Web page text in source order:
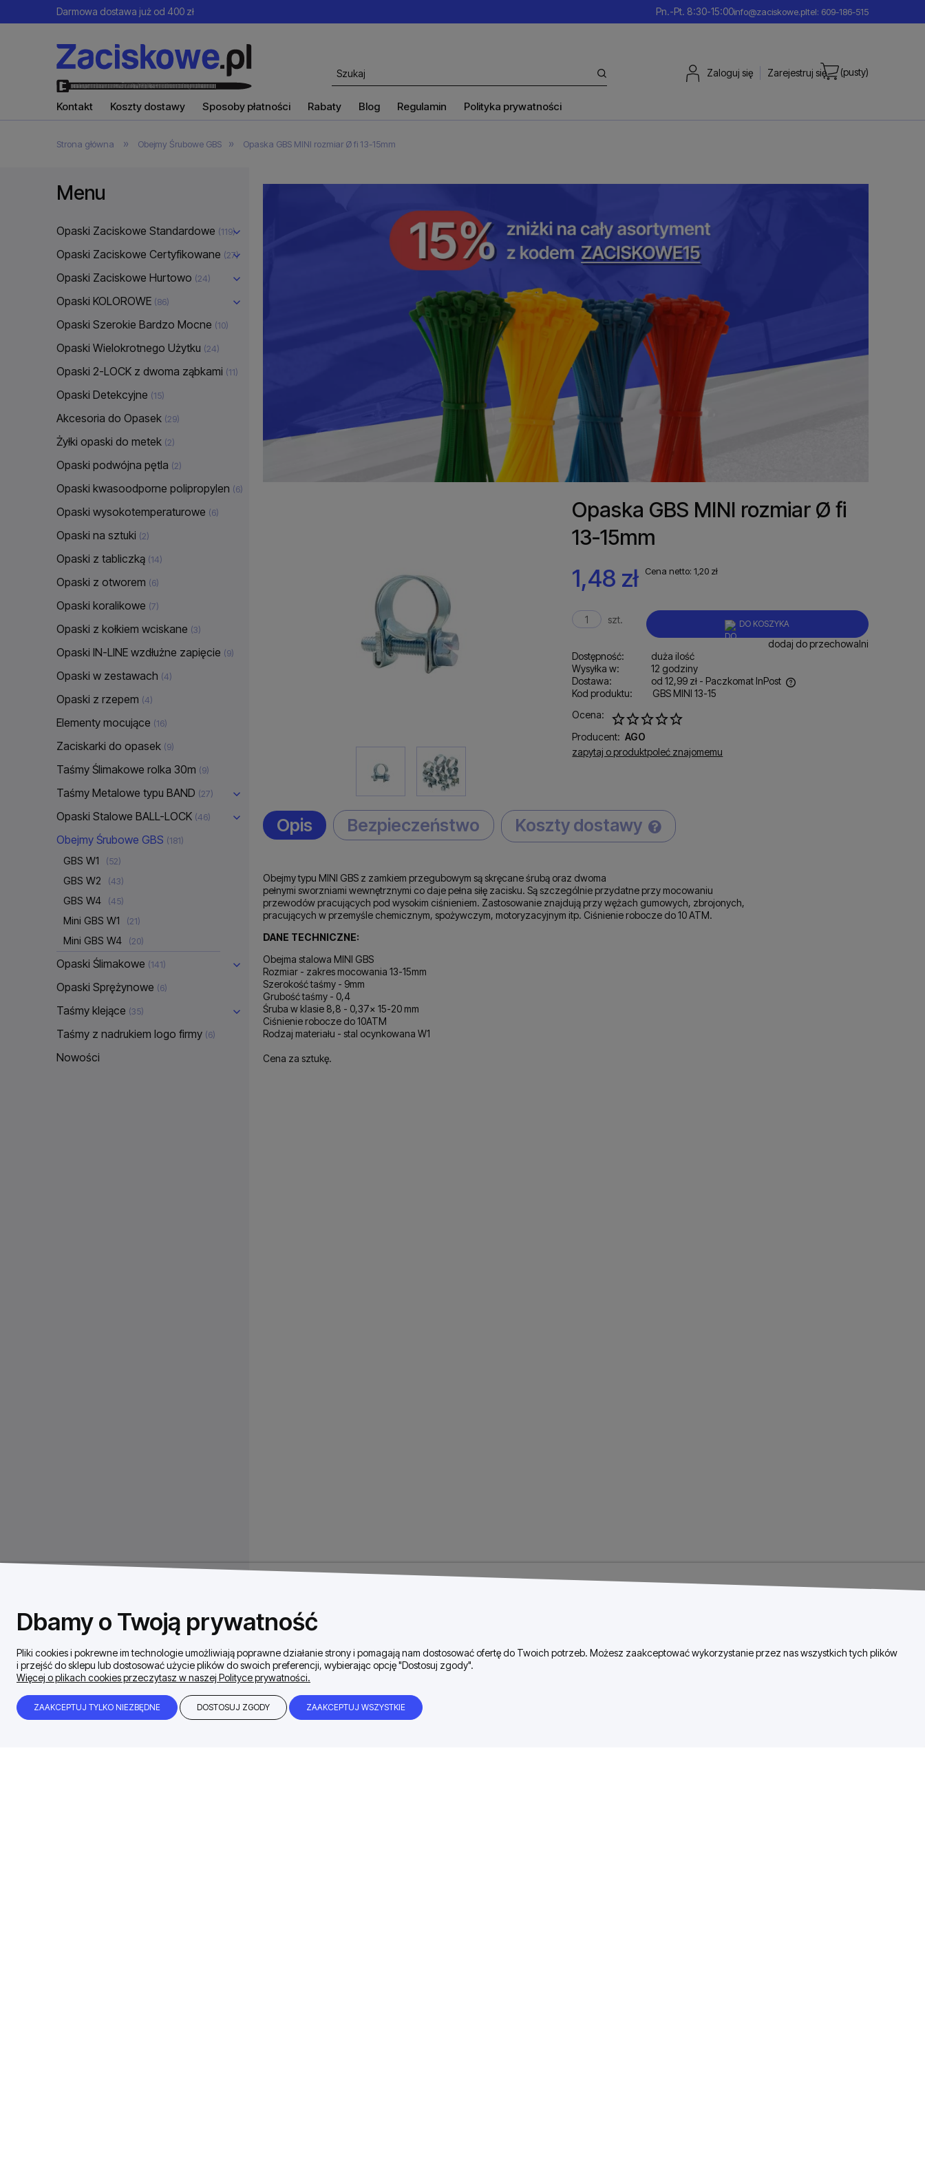
Darmowa dostawa już od 400 zł Pn.-Pt. 8:30-15:00info@zaciskowe.pltel: 609-186-515
Zarejestruj się
Zaloguj się (pusty)
Kontakt Koszty dostawy Sposoby płatności Rabaty Blog Regulamin Polityka prywatności
Strona główna » Obejmy Śrubowe GBS » Opaska GBS MINI rozmiar Ø fi 13-15mm
Menu
Opaski Zaciskowe Standardowe (119)
Opaski Zaciskowe Certyfikowane (27)
Opaski Zaciskowe Hurtowo (24)
Opaski KOLOROWE (86)
Opaski Szerokie Bardzo Mocne (10)
Opaski Wielokrotnego Użytku (24)
Opaski 2-LOCK z dwoma ząbkami (11)
Opaski Detekcyjne (15)
Akcesoria do Opasek (29)
Żyłki opaski do metek (2)
Opaski podwójna pętla (2)
Opaski kwasoodporne polipropylen (6)
Opaski wysokotemperaturowe (6)
Opaski na sztuki (2)
Opaski z tabliczką (14)
Opaski z otworem (6)
Opaski koralikowe (7)
Opaski z kołkiem wciskane (3)
Opaski IN-LINE wzdłużne zapięcie (9)
Opaski w zestawach (4)
Opaski z rzepem (4)
Elementy mocujące (16)
Zaciskarki do opasek (9)
Taśmy Ślimakowe rolka 30m (9)
Taśmy Metalowe typu BAND (27)
Opaski Stalowe BALL-LOCK (46)
Obejmy Śrubowe GBS (181)
GBS W1 (52)
GBS W2 (43)
GBS W4 (45)
Mini GBS W1 (21)
Mini GBS W4 (20)
Opaski Ślimakowe (141)
Opaski Sprężynowe (6)
Taśmy klejące (35)
Taśmy z nadrukiem logo firmy (6)
Nowości
Opaska GBS MINI rozmiar Ø fi
13-15mm
1,48 zł Cena netto: 1,20 zł
szt. DO KOSZYKA
dodaj do przechowalni
Dostępność:
duża ilość
Wysyłka w:
12 godziny
Dostawa:
od 12,99 zł - Paczkomat InPost
Cena nie zawiera ewentualnych kosztów
płatności
Kod produktu:
GBS MINI 13-15
Ocena:
Producent: AGO
zapytaj o produktpoleć znajomemu
Opis Bezpieczeństwo Koszty dostawy
Obejmy typu MINI GBS z zamkiem przegubowym są skręcane śrubą oraz dwoma
pełnymi sworzniami wewnętrznymi co daje pełna siłę zacisku. Są szczególnie przydatne przy mocowaniu
przewodów pracujących pod wysokim ciśnieniem. Zastosowanie znajdują przy wężach gumowych, zbrojonych,
pracujących w przemyśle chemicznym, spożywczym, motoryzacyjnym itp. Ciśnienie robocze do 10 ATM.
DANE TECHNICZNE:
Obejma stalowa MINI GBS
Rozmiar - zakres mocowania 13-15mm
Szerokość taśmy - 9mm
Grubość taśmy - 0,4
Śruba w klasie 8,8 - 0,37x 15-20 mm
Ciśnienie robocze do 10ATM
Rodzaj materiału - stal ocynkowana W1
Cena za sztukę.
Dbamy o Twoją prywatność
Pliki cookies i pokrewne im technologie umożliwiają poprawne działanie strony i pomagają nam dostosować ofertę do Twoich potrzeb. Możesz zaakceptować wykorzystanie przez nas wszystkich tych plików
i przejść do sklepu lub dostosować użycie plików do swoich preferencji, wybierając opcję "Dostosuj zgody".
Więcej o plikach cookies przeczytasz w naszej Polityce prywatności.
ZAAKCEPTUJ TYLKO NIEZBĘDNE DOSTOSUJ ZGODY ZAAKCEPTUJ WSZYSTKIE